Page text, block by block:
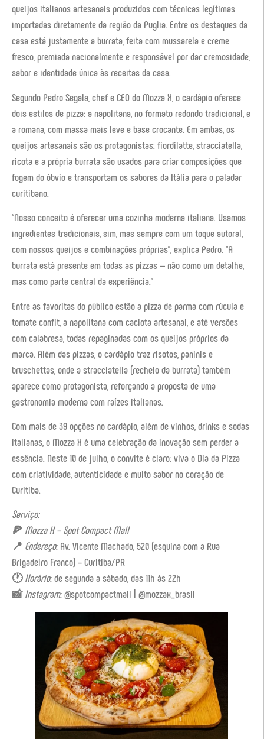
queijos italianos artesanais produzidos com técnicas legítimas
importadas diretamente da região da Puglia. Entre os destaques da
casa está justamente a burrata, feita com mussarela e creme
fresco, premiada nacionalmente e responsável por dar cremosidade,
sabor e identidade única às receitas da casa.
Segundo Pedro Segala, chef e CEO do Mozza X, o cardápio oferece
dois estilos de pizza: a napolitana, no formato redondo tradicional, e
a romana, com massa mais leve e base crocante. Em ambas, os
queijos artesanais são os protagonistas: fiordilatte, stracciatella,
ricota e a própria burrata são usados para criar composições que
fogem do óbvio e transportam os sabores da Itália para o paladar
curitibano.
“Nosso conceito é oferecer uma cozinha moderna italiana. Usamos
ingredientes tradicionais, sim, mas sempre com um toque autoral,
com nossos queijos e combinações próprias”, explica Pedro. “A
burrata está presente em todas as pizzas — não como um detalhe,
mas como parte central da experiência.”
Entre as favoritas do público estão a pizza de parma com rúcula e
tomate confit, a napolitana com caciota artesanal, e até versões
com calabresa, todas repaginadas com os queijos próprios da
marca. Além das pizzas, o cardápio traz risotos, paninis e
bruschettas, onde a stracciatella (recheio da burrata) também
aparece como protagonista, reforçando a proposta de uma
gastronomia moderna com raízes italianas.
Com mais de 39 opções no cardápio, além de vinhos, drinks e sodas
italianas, o Mozza X é uma celebração da inovação sem perder a
essência. Neste 10 de julho, o convite é claro: viva o Dia da Pizza
com criatividade, autenticidade e muito sabor no coração de
Curitiba.
Serviço:
🍕 Mozza X – Spot Compact Mall
📍 Endereço:Av. Vicente Machado, 520 (esquina com a Rua
Brigadeiro Franco) – Curitiba/PR
🕐Horário:de segunda a sábado, das 11h às 22h
📸Instagram:@spotcompactmall | @mozzax_brasil